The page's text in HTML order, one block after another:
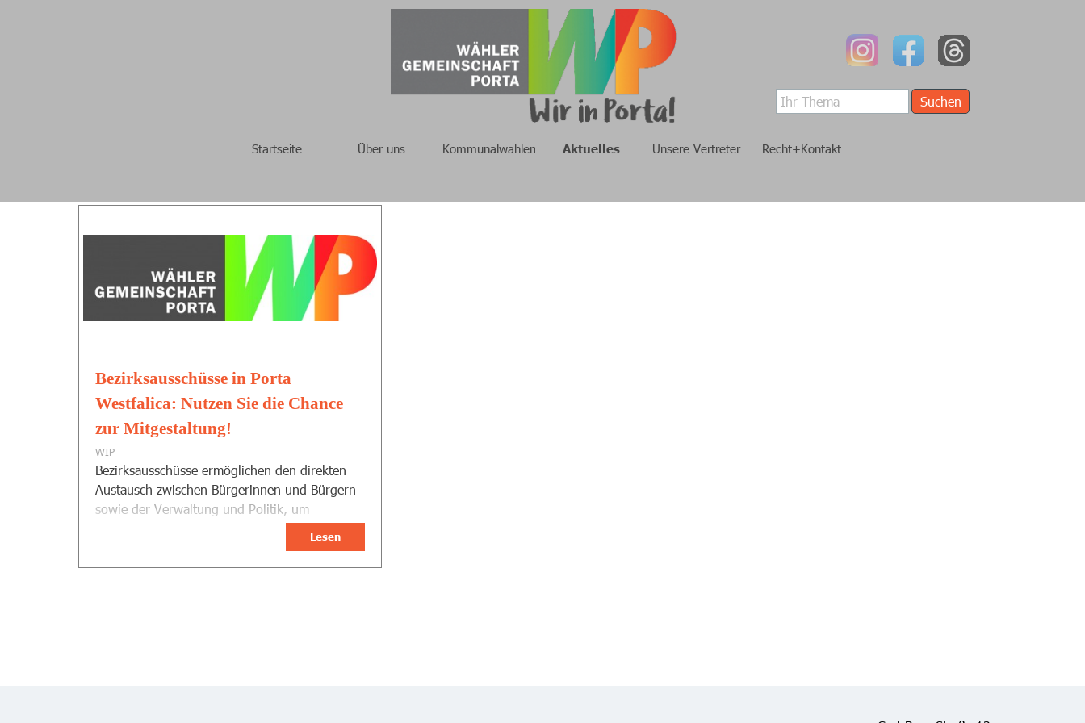
Startseite Über uns Kommunalwahlen Aktuelles Unsere Vertreter Recht+Kontakt
Suchen
Bezirksausschüsse in Porta
Westfalica: Nutzen Sie die Chance
zur Mitgestaltung!
WIP
Bezirksausschüsse ermöglichen den direkten
Austausch zwischen Bürgerinnen und Bürgern
sowie der Verwaltung und Politik, um
maßgeschneiderte Lösungen für die einzelnen
Lesen